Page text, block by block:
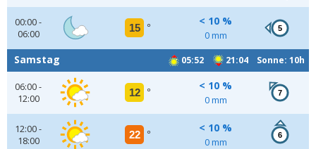
00:00 -
06:00
15 °
< 10 %
0 mm
5
05:52 21:04 Sonne: 10h
Samstag
06:00 -
12:00
12 °
< 10 %
0 mm
7
12:00 -
18:00
22 °
< 10 %
0 mm
6